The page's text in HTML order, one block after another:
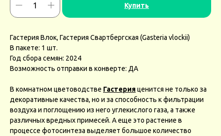
Купить
Гастерия Влок, Гастерия Свартбергская (Gasteria vlockii)
В пакете: 1 шт.
Год сбора семян: 2024
Возможность отправки в конверте: ДА
В комнатном цветоводстве Гастерияценится не только за
декоративные качества, но и за способность к фильтрации
воздуха и поглощению из него углекислого газа, а также
различных вредных примесей. А еще это растение в
процессе фотосинтеза выделяет большое количество